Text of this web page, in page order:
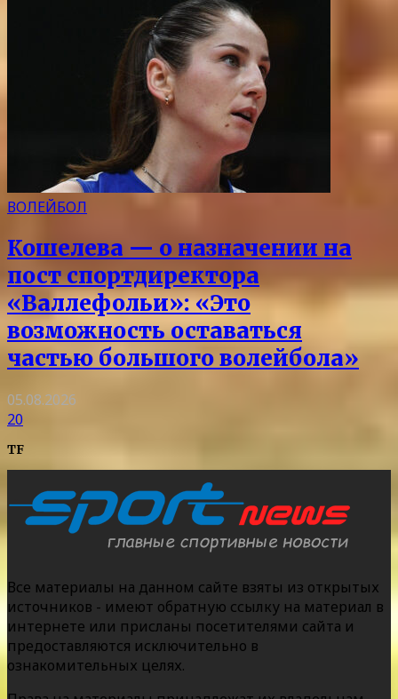
ВОЛЕЙБОЛ
Кошелева — о назначении на
пост спортдиректора
«Валлефольи»: «Это
возможность оставаться
частью большого волейбола»
05.08.2026
20
TF
Все материалы на данном сайте взяты из открытых
источников - имеют обратную ссылку на материал в
интернете или присланы посетителями сайта и
предоставляются исключительно в
ознакомительных целях.